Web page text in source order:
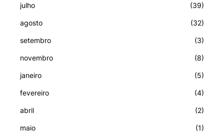
julho (39)
agosto (32)
setembro (3)
novembro (8)
janeiro (5)
fevereiro (4)
abril (2)
maio (1)